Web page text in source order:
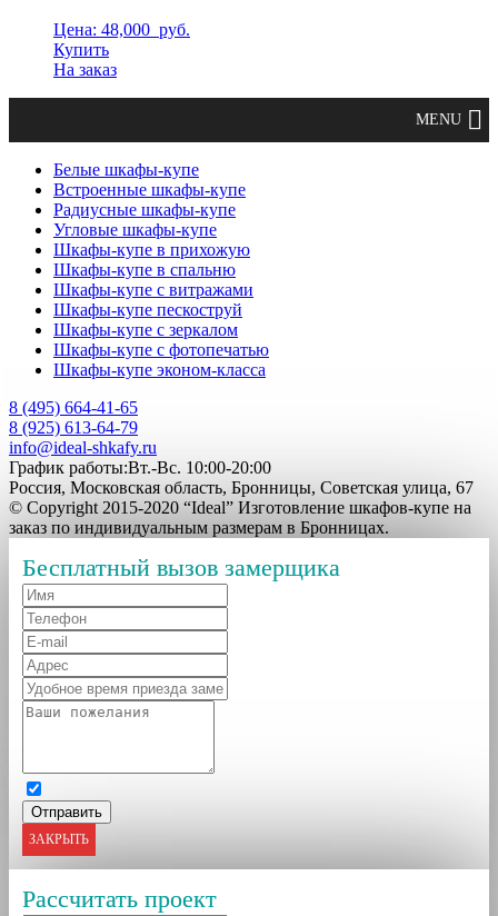
Цена: 48,000 руб.
Купить
На заказ
Белые шкафы-купе
Встроенные шкафы-купе
Радиусные шкафы-купе
Угловые шкафы-купе
Шкафы-купе в прихожую
Шкафы-купе в спальню
Шкафы-купе с витражами
Шкафы-купе пескоструй
Шкафы-купе с зеркалом
Шкафы-купе с фотопечатью
Шкафы-купе эконом-класса
8 (495) 664-41-65
8 (925) 613-64-79
info@ideal-shkafy.ru
График работы:Вт.-Вс. 10:00-20:00
Россия, Московская область, Бронницы, Советская улица, 67
© Copyright 2015-2020 “Ideal” Изготовление шкафов-купе на
заказ по индивидуальным размерам в Бронницах.
Бесплатный вызов замерщика
ЗАКРЫТЬ
Рассчитать проект